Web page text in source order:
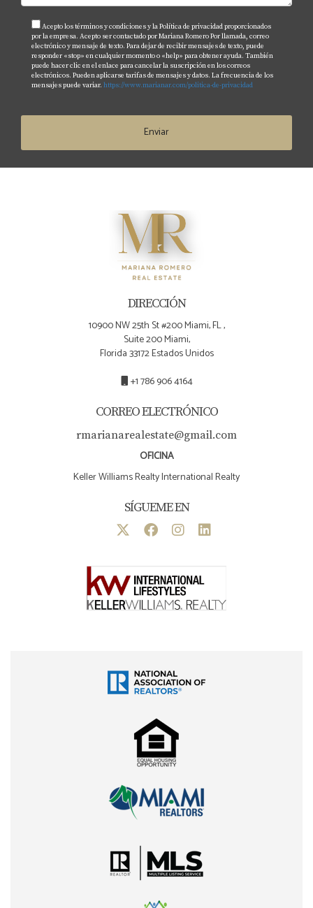
Acepto los términos y condiciones y la Política de privacidad proporcionados
por la empresa. Acepto ser contactado por Mariana Romero Por llamada, correo
electrónico y mensaje de texto. Para dejar de recibir mensajes de texto, puede
responder «stop» en cualquier momento o «help» para obtener ayuda. También
puede hacer clic en el enlace para cancelar la suscripción en los correos
electrónicos. Pueden aplicarse tarifas de mensajes y datos. La frecuencia de los
mensajes puede variar. https://www.marianar.com/politica-de-privacidad
Enviar
DIRECCIÓN
10900 NW 25th St #200 Miami, FL ,
Suite 200 Miami,
Florida 33172 Estados Unidos
+1 786 906 4164
CORREO ELECTRÓNICO
rmarianarealestate@gmail.com
OFICINA
Keller Williams Realty International Realty
SÍGUEME EN